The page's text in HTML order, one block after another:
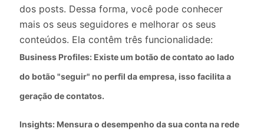
dos posts. Dessa forma, você pode conhecer
mais os seus seguidores e melhorar os seus
conteúdos. Ela contêm três funcionalidade:
Business Profiles: Existe um botão de contato ao lado
do botão "seguir" no perfil da empresa, isso facilita a
geração de contatos.
Insights: Mensura o desempenho da sua conta na rede